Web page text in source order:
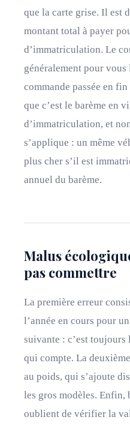
que la carte grise. Il est
montant total à payer
d’immatriculation. Le
généralement pour vous
commande passée en
que c’est le barème en
d’immatriculation, et
s’applique : un même
plus cher s’il est
annuel du barème.
Malus
pas commettre
La première erreur
l’année en cours pour
suivante : c’est
qui compte. La
au poids, qui s’ajoute
les gros modèles. Enfin,
oublient de vérifier la